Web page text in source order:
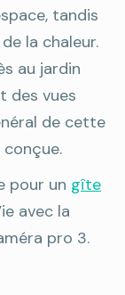
tandis
la chaleur.
au jardin
des vues
de cette
pour un gîte
avec la
pro 3.